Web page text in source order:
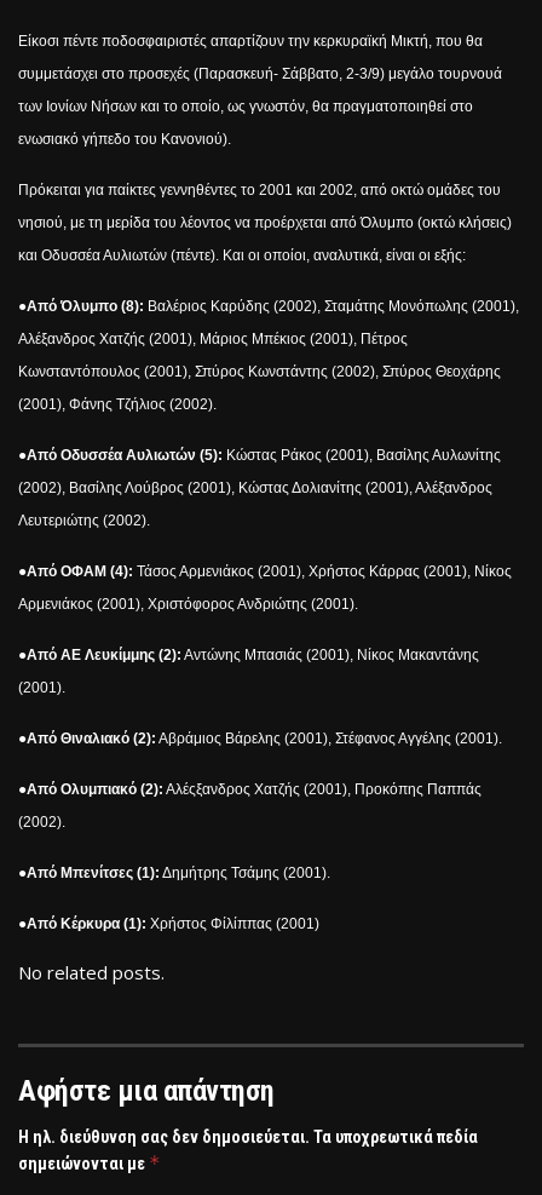
Είκοσι πέντε ποδοσφαιριστές απαρτίζουν την κερκυραϊκή Μικτή, που θα
συμμετάσχει στο προσεχές (Παρασκευή- Σάββατο, 2-3/9) μεγάλο τουρνουά
των Ιονίων Νήσων και το οποίο, ως γνωστόν, θα πραγματοποιηθεί στο
ενωσιακό γήπεδο του Κανονιού).
Πρόκειται για παίκτες γεννηθέντες το 2001 και 2002, από οκτώ ομάδες του
νησιού, με τη μερίδα του λέοντος να προέρχεται από Όλυμπο (οκτώ κλήσεις)
και Οδυσσέα Αυλιωτών (πέντε). Και οι οποίοι, αναλυτικά, είναι οι εξής:
●Από Όλυμπο (8): Βαλέριος Καρύδης (2002), Σταμάτης Μονόπωλης (2001),
Αλέξανδρος Χατζής (2001), Μάριος Μπέκιος (2001), Πέτρος
Κωνσταντόπουλος (2001), Σπύρος Κωνστάντης (2002), Σπύρος Θεοχάρης
(2001), Φάνης Τζήλιος (2002).
●Από Οδυσσέα Αυλιωτών (5): Κώστας Ράκος (2001), Βασίλης Αυλωνίτης
(2002), Βασίλης Λούβρος (2001), Κώστας Δολιανίτης (2001), Αλέξανδρος
Λευτεριώτης (2002).
●Από ΟΦΑΜ (4): Τάσος Αρμενιάκος (2001), Χρήστος Κάρρας (2001), Νίκος
Αρμενιάκος (2001), Χριστόφορος Ανδριώτης (2001).
●Από ΑΕ Λευκίμμης (2): Αντώνης Μπασιάς (2001), Νίκος Μακαντάνης
(2001).
●Από Θιναλιακό (2): Αβράμιος Βάρελης (2001), Στέφανος Αγγέλης (2001).
●Από Ολυμπιακό (2): Αλέςξανδρος Χατζής (2001), Προκόπης Παππάς
(2002).
●Από Μπενίτσες (1): Δημήτρης Τσάμης (2001).
●Από Κέρκυρα (1): Χρήστος Φίλίππας (2001)
No related posts.
Αφήστε μια απάντηση
Η ηλ. διεύθυνση σας δεν δημοσιεύεται. Τα υποχρεωτικά πεδία
σημειώνονται με *